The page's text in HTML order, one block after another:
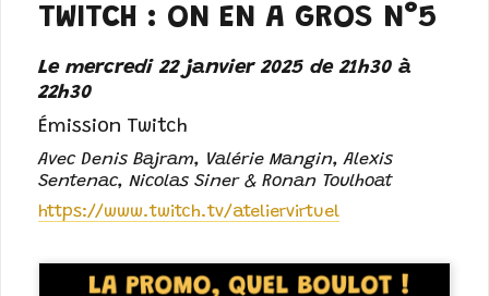
TWITCH : ON EN A GROS N°5
Le mercredi 22 janvier 2025 de 21h30 à
22h30
Émission Twitch
Avec Denis Bajram, Valérie Mangin, Alexis
Sentenac, Nicolas Siner & Ronan Toulhoat
https://www.twitch.tv/ateliervirtuel